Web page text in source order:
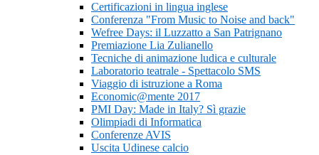
Certificazioni in lingua inglese
Conferenza "From Music to Noise and back"
Wefree Days: il Luzzatto a San Patrignano
Premiazione Lia Zulianello
Tecniche di animazione ludica e culturale
Laboratorio teatrale - Spettacolo SMS
Viaggio di istruzione a Roma
Economic@mente 2017
PMI Day: Made in Italy? Sì grazie
Olimpiadi di Informatica
Conferenze AVIS
Uscita Udinese calcio